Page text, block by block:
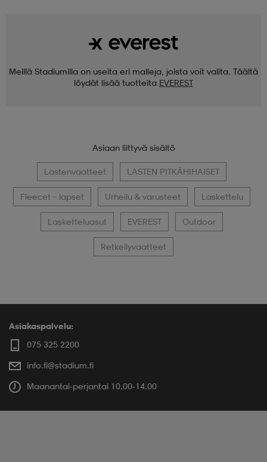
Meillä Stadiumilla on useita eri malleja, joista voit valita. Täältä
löydät lisää tuotteita EVEREST
Asiaan liittyvä sisältö
Lastenvaatteet LASTEN PITKÄHIHAISET
Fleecet – lapset Urheilu & varusteet Laskettelu
Lasketteluasut EVEREST Outdoor
Retkeilyvaatteet
Asiakaspalvelu:
075 325 2200
info.fi@stadium.fi
Maanantai-perjantai 10.00-14.00